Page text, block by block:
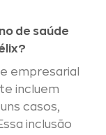
de saúde
empresarial
incluem
casos,
inclusão